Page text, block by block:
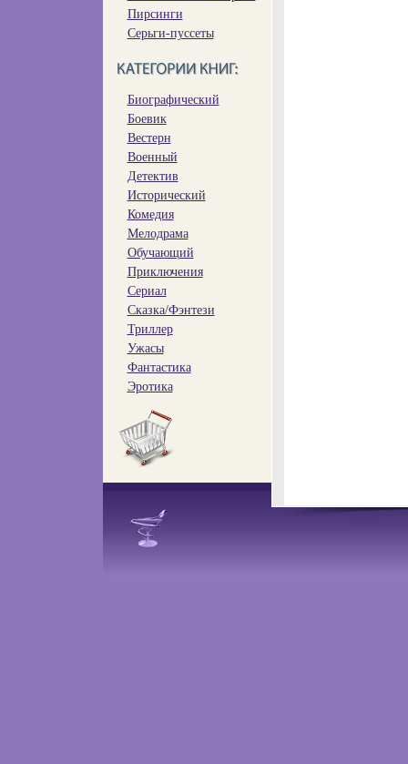
Пирсинги
Серьги-пуссеты
Биографический
Боевик
Вестерн
Военный
Детектив
Исторический
Комедия
Мелодрама
Обучающий
Приключения
Сериал
Сказка/Фэнтези
Триллер
Ужасы
Фантастика
Эротика